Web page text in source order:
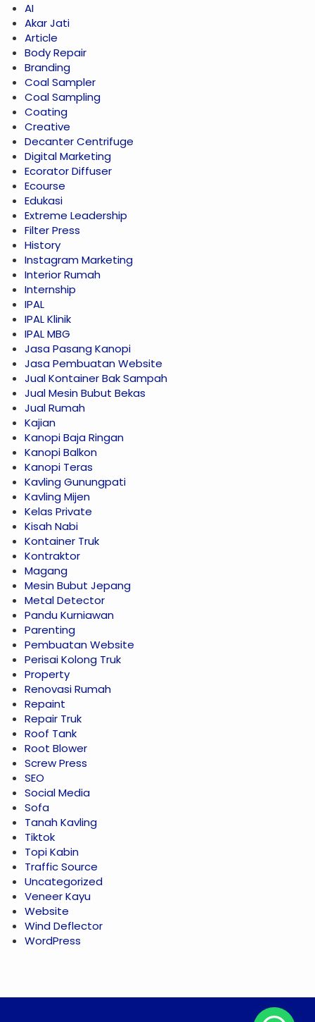
AI
Akar Jati
Article
Body Repair
Branding
Coal Sampler
Coal Sampling
Coating
Creative
Decanter Centrifuge
Digital Marketing
Ecorator Diffuser
Ecourse
Edukasi
Extreme Leadership
Filter Press
History
Instagram Marketing
Interior Rumah
Internship
IPAL
IPAL Klinik
IPAL MBG
Jasa Pasang Kanopi
Jasa Pembuatan Website
Jual Kontainer Bak Sampah
Jual Mesin Bubut Bekas
Jual Rumah
Kajian
Kanopi Baja Ringan
Kanopi Balkon
Kanopi Teras
Kavling Gunungpati
Kavling Mijen
Kelas Private
Kisah Nabi
Kontainer Truk
Kontraktor
Magang
Mesin Bubut Jepang
Metal Detector
Pandu Kurniawan
Parenting
Pembuatan Website
Perisai Kolong Truk
Property
Renovasi Rumah
Repaint
Repair Truk
Roof Tank
Root Blower
Screw Press
SEO
Social Media
Sofa
Tanah Kavling
Tiktok
Topi Kabin
Traffic Source
Uncategorized
Veneer Kayu
Website
Wind Deflector
WordPress